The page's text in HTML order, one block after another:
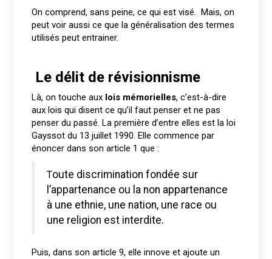
On comprend, sans peine, ce qui est visé. Mais, on
peut voir aussi ce que la généralisation des termes
utilisés peut entrainer.
Le délit de révisionnisme
Là, on touche aux lois mémorielles, c’est-à-dire
aux lois qui disent ce qu’il faut penser et ne pas
penser du passé. La première d’entre elles est la loi
Gayssot du 13 juillet 1990. Elle commence par
énoncer dans son article 1 que :
Toute discrimination fondée sur
l’appartenance ou la non appartenance
à une ethnie, une nation, une race ou
une religion est interdite.
Puis, dans son article 9, elle innove et ajoute un